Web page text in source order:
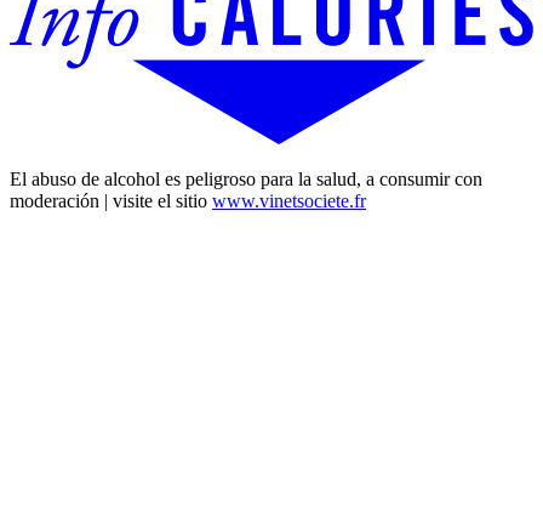
El abuso de alcohol es peligroso para la salud, a consumir con
moderación | visite el sitio www.vinetsociete.fr